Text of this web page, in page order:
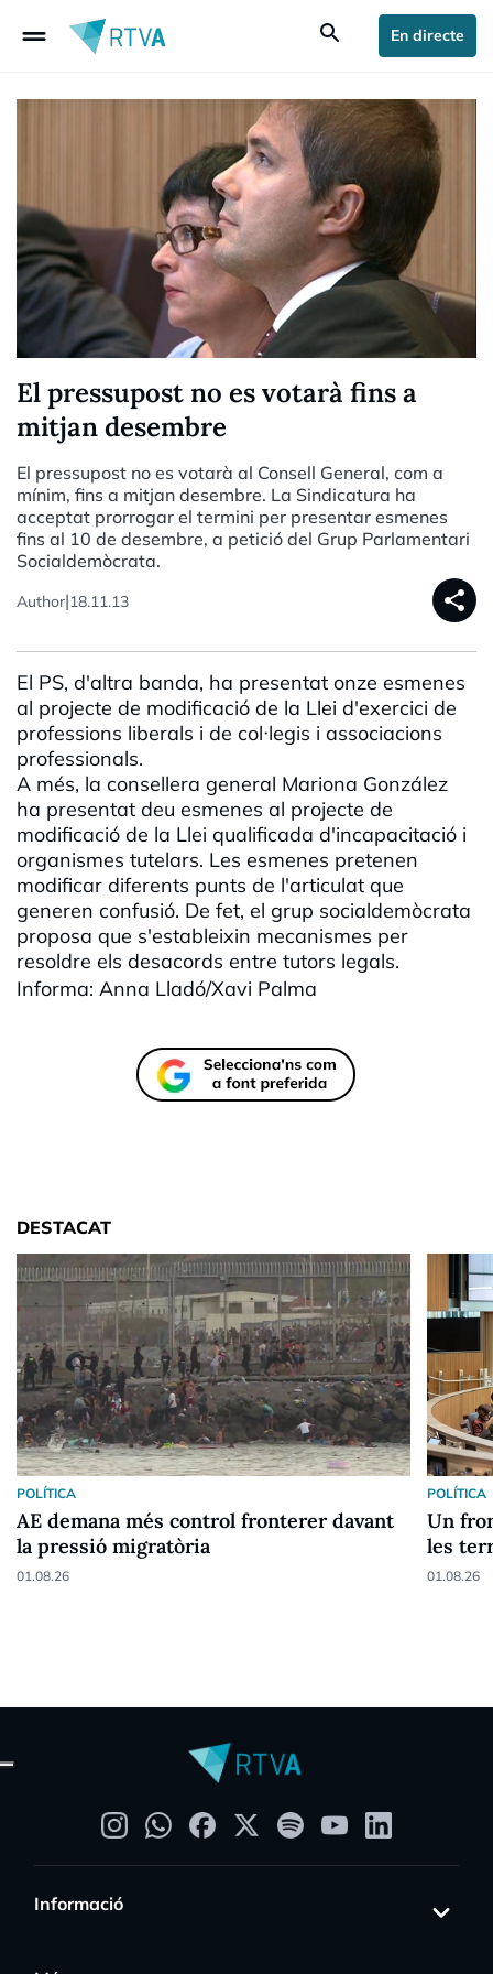
drag_handle search En directe
El pressupost no es votarà fins a
mitjan desembre
El pressupost no es votarà al Consell General, com a
mínim, fins a mitjan desembre. La Sindicatura ha
acceptat prorrogar el termini per presentar esmenes
fins al 10 de desembre, a petició del Grup Parlamentari
Socialdemòcrata.
Author|18.11.13 share
El PS, d'altra banda, ha presentat onze esmenes
al projecte de modificació de la Llei d'exercici de
professions liberals i de col·legis i associacions
professionals.
A més, la consellera general Mariona González
ha presentat deu esmenes al projecte de
modificació de la Llei qualificada d'incapacitació i
organismes tutelars. Les esmenes pretenen
modificar diferents punts de l'articulat que
generen confusió. De fet, el grup socialdemòcrata
proposa que s'estableixin mecanismes per
resoldre els desacords entre tutors legals.
Informa: Anna Lladó/Xavi Palma
DESTACAT
POLÍTICA
AE demana més control fronterer davant
la pressió migratòria
01.08.26
POLÍTICA
Un
les
01.08.26
Informació